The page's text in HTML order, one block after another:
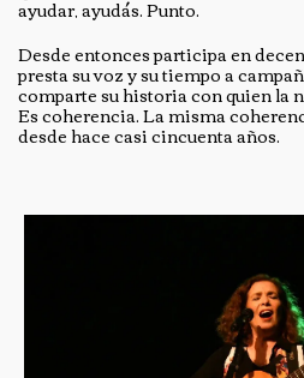
ayudar, ayudás. Punto.
Desde entonces participa en
presta su voz y su tiempo a
comparte su historia con quien la
Es coherencia. La misma
desde hace casi cincuenta años.